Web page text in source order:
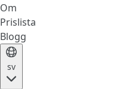
Om
Prislista
Blogg
sv